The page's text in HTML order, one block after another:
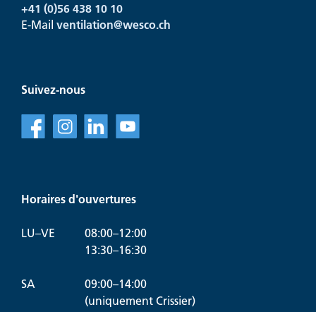
+41 (0)56 438 10 10
E-Mail ventilation@wesco.ch
Suivez-nous
f l v
Horaires d'ouvertures
LU–VE
08:00–12:00
13:30–16:30
SA
09:00–14:00
(uniquement Crissier)